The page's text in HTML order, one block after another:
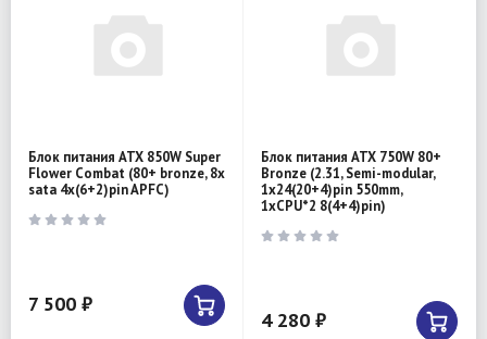
Блок питания ATX 850W Super
Flower Combat (80+ bronze, 8x
sata 4x(6+2)pin APFC)
7 500 ₽
Блок питания ATX 750W 80+
Bronze (2.31, Semi-modular,
1x24(20+4)pin 550mm,
1xCPU*2 8(4+4)pin)
4 280 ₽